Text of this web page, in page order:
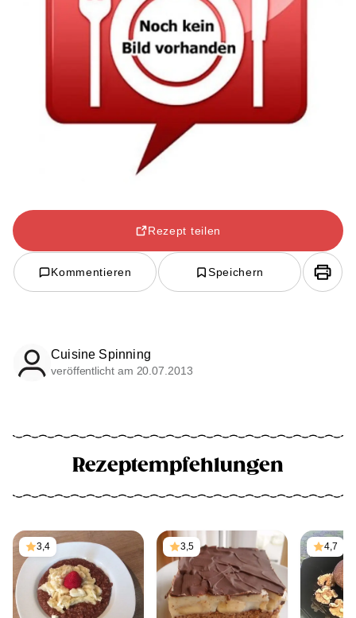
Rezept teilen
Kommentieren Speichern
Cuisine Spinning
veröffentlicht am 20.07.2013
Rezeptempfehlungen
3,4 3,5 4,7